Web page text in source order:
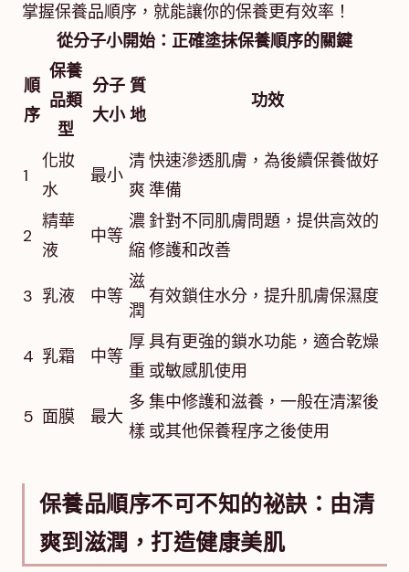
掌握保養品順序，就能讓你的保養更有效率！
從分子小開始：正確塗抹保養順序的關鍵
順
序
保養
品類
型
分子
大小
質
地
功效
1
化妝
水
最小
清
爽
快速滲透肌膚，為後續保養做好
準備
2
精華
液
中等
濃
縮
針對不同肌膚問題，提供高效的
修護和改善
3 乳液 中等
滋
潤
有效鎖住水分，提升肌膚保濕度
4 乳霜 中等
厚
重
具有更強的鎖水功能，適合乾燥
或敏感肌使用
5 面膜 最大
多
樣
集中修護和滋養，一般在清潔後
或其他保養程序之後使用
保養品順序不可不知的祕訣：由清
爽到滋潤，打造健康美肌